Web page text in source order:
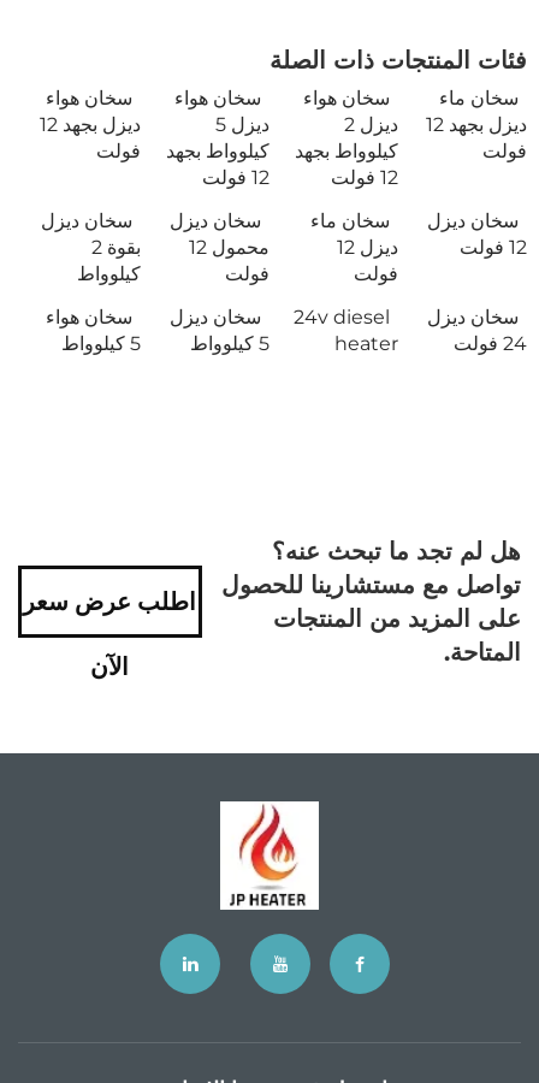
فئات المنتجات ذات الصلة
سخان ماء
ديزل بجهد 12
فولت
سخان هواء
ديزل 2
كيلوواط بجهد
12 فولت
سخان هواء
ديزل 5
كيلوواط بجهد
12 فولت
سخان هواء
ديزل بجهد 12
فولت
سخان ديزل
12 فولت
سخان ماء
ديزل 12
فولت
سخان ديزل
محمول 12
فولت
سخان ديزل
بقوة 2
كيلوواط
سخان ديزل
24 فولت
24v diesel
heater
سخان ديزل
5 كيلوواط
سخان هواء
5 كيلوواط
هل لم تجد ما تبحث عنه؟
تواصل مع مستشارينا للحصول
على المزيد من المنتجات
المتاحة.
اطلب عرض سعر
الآن